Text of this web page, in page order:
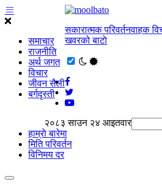
समाचार
राजनीति
अर्थ जगत
विचार
जीवन सैली
बर्गदृस्ती
सकारात्मक परिवर्तनवाहक
खवरको बाटाे
२०८३ साउन २४ आइतवार
हाम्राे बारेमा
मिति परिवर्तन
विनिमय दर